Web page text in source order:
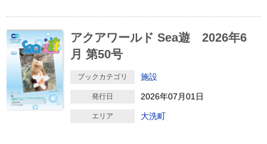
アクアワールド Sea遊 2026年6
月 第50号
ブックカテゴリ 施設
発行日 2026年07月01日
エリア 大洗町